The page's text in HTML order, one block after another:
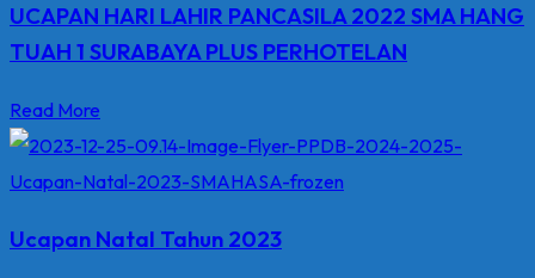
UCAPAN HARI LAHIR PANCASILA 2022 SMA HANG
TUAH 1 SURABAYA PLUS PERHOTELAN
Read More
Ucapan Natal Tahun 2023